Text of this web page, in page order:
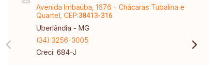
Avenida Imbaúba, 1676 - Chácaras Tubalina e
Quartel, CEP:38413-316
Uberlândia - MG
(34) 3256-3005
Creci: 684-J